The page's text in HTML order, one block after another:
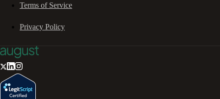
Terms of Service
Privacy Policy